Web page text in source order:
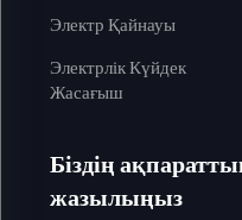
Электр Қайнауы
Электрлік Күйдек
Жасағыш
Біздің
жазылыңыз